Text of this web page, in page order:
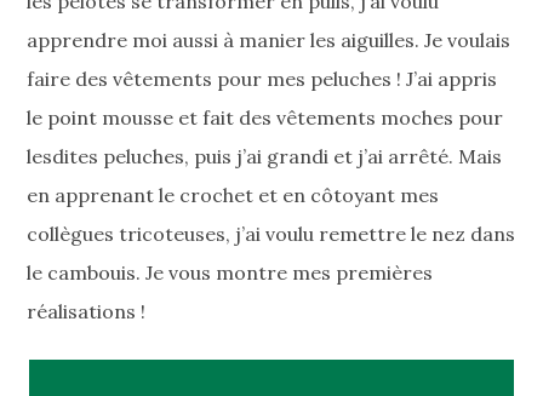
apprendre moi aussi à manier les aiguilles. Je voulais
faire des vêtements pour mes peluches ! J’ai appris
le point mousse et fait des vêtements moches pour
lesdites peluches, puis j’ai grandi et j’ai arrêté. Mais
en apprenant le crochet et en côtoyant mes
collègues tricoteuses, j’ai voulu remettre le nez dans
le cambouis. Je vous montre mes premières
réalisations !